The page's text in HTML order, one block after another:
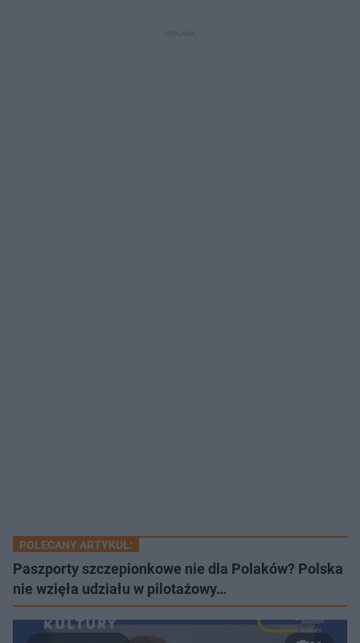
POLECANY ARTYKUŁ:
Paszporty szczepionkowe nie dla Polaków? Polska
nie wzięła udziału w pilotażowy…